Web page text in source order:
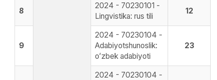
8
2024 - 70230101 -
Lingvistika: rus tili
12
9
2024 - 70230104 -
Adabiyotshunoslik:
oʻzbek adabiyoti
23
2024 - 70230104 -